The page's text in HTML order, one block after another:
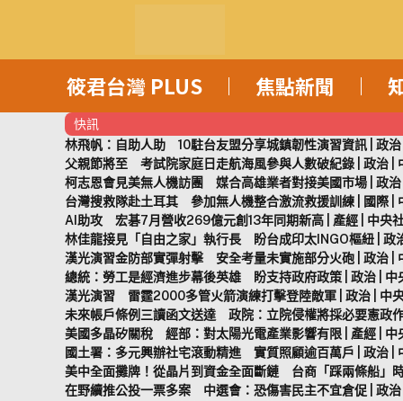
筱君台灣 PLUS 焦點新聞
快訊
林飛帆：自助人助 10駐台友盟分享城鎮韌性演習資訊 | 政治
父親節將至 考試院家庭日走航海風參與人數破紀錄 | 政治 |
柯志恩會見美無人機訪團 媒合高雄業者對接美國市場 | 政治
台灣搜救隊赴土耳其 參加無人機整合激流救援訓練 | 國際 |
AI助攻 宏碁7月營收269億元創13年同期新高 | 產經 | 中央
林佳龍接見「自由之家」執行長 盼台成印太INGO樞紐 | 政
漢光演習金防部實彈射擊 安全考量未實施部分火砲 | 政治 |
總統：勞工是經濟進步幕後英雄 盼支持政府政策 | 政治 | 中
漢光演習 雷霆2000多管火箭演練打擊登陸敵軍 | 政治 | 中
未來帳戶條例三讀函文送達 政院：立院侵權將採必要憲政
美國多晶矽關稅 經部：對太陽光電產業影響有限 | 產經 | 中
國土署：多元興辦社宅滾動精進 實質照顧逾百萬戶 | 政治 |
美中全面攤牌！從晶片到資金全面斷鏈 台商「踩兩條船」
在野續推公投一票多案 中選會：恐傷害民主不宜倉促 | 政治